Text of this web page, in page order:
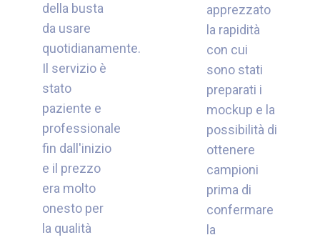
della busta
da usare
quotidianamente.
Il servizio è
stato
paziente e
professionale
fin dall'inizio
e il prezzo
era molto
onesto per
la qualità
apprezzato
la rapidità
con cui
sono stati
preparati i
mockup e la
possibilità di
ottenere
campioni
prima di
confermare
la